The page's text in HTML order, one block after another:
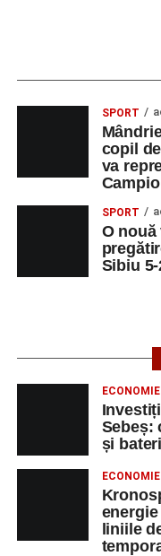
SPORT
copil
va
SPORT
O
Sibiu 5-
ECONOMIE
Sebeș:
și
ECONOMIE
liniile